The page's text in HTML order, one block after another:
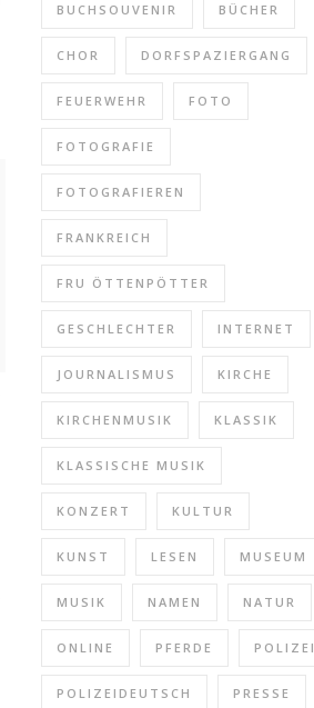
BUCHSOUVENIR BÜCHER
CHOR DORFSPAZIERGANG
FEUERWEHR FOTO
FOTOGRAFIE
FOTOGRAFIEREN
FRANKREICH
FRU ÖTTENPÖTTER
GESCHLECHTER INTERNET
JOURNALISMUS KIRCHE
KIRCHENMUSIK KLASSIK
KLASSISCHE MUSIK
KONZERT KULTUR
KUNST LESEN MUSEUM
MUSIK NAMEN NATUR
ONLINE PFERDE POLIZEI
POLIZEIDEUTSCH PRESSE